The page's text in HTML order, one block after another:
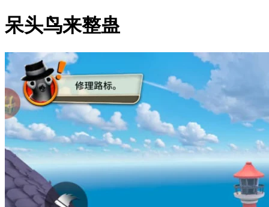
呆头鸟来整蛊